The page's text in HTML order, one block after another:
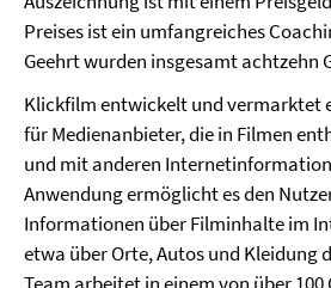
Preises ist ein umfangreiches
Geehrt wurden insgesamt achtzehn
Klickfilm entwickelt und vermarktet
für Medienanbieter, die in Filmen
und mit anderen
Anwendung ermöglicht es den
Informationen über Filminhalte im
etwa über Orte, Autos und Kleidung